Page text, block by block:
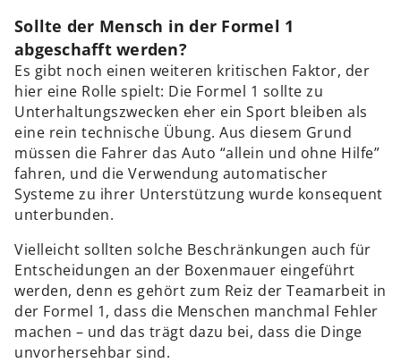
Sollte der Mensch in der Formel 1
abgeschafft werden?
Es gibt noch einen weiteren kritischen Faktor, der
hier eine Rolle spielt: Die Formel 1 sollte zu
Unterhaltungszwecken eher ein Sport bleiben als
eine rein technische Übung. Aus diesem Grund
müssen die Fahrer das Auto “allein und ohne Hilfe”
fahren, und die Verwendung automatischer
Systeme zu ihrer Unterstützung wurde konsequent
unterbunden.
Vielleicht sollten solche Beschränkungen auch für
Entscheidungen an der Boxenmauer eingeführt
werden, denn es gehört zum Reiz der Teamarbeit in
der Formel 1, dass die Menschen manchmal Fehler
machen – und das trägt dazu bei, dass die Dinge
unvorhersehbar sind.